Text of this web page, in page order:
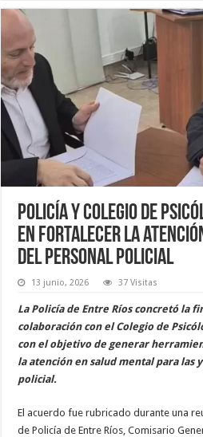
Policía y Colegio de
en fortalecer la
del personal policial
13 junio, 2026 37 Visitas
La Policía de Entre Ríos concretó la
colaboración con el Colegio de
con el objetivo de generar
la atención en salud mental para las
policial.
El acuerdo fue rubricado durante una
de Policía de Entre Ríos, Comisario